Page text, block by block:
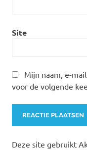
Site
Mijn naam, e-
voor de volgende
Deze site gebruikt